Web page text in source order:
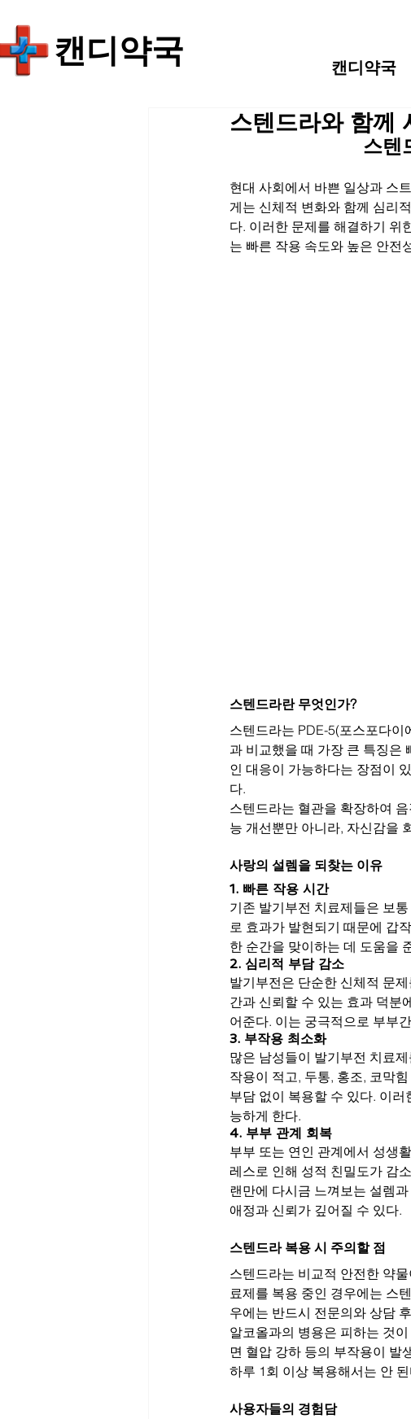
​캔디약국 캔디약국
스텐드라와 함께
스텐
현대 사회에서 바쁜 일상과 스
게는 신체적 변화와 함께 심리
다. 이러한 문제를 해결하기 위
는 빠른 작용 속도와 높은 안전
스텐드라란 무엇인가?
스텐드라는 PDE-5(포스포다
과 비교했을 때 가장 큰 특징은
인 대응이 가능하다는 장점이
다.
스텐드라는 혈관을 확장하여
능 개선뿐만 아니라, 자신감을
사랑의 설렘을 되찾는 이유
1. 빠른 작용 시간
기존 발기부전 치료제들은 보
로 효과가 발현되기 때문에 갑
한 순간을 맞이하는 데 도움을
2. 심리적 부담 감소
발기부전은 단순한 신체적 문
간과 신뢰할 수 있는 효과 덕분
어준다. 이는 궁극적으로 부부
3. 부작용 최소화
많은 남성들이 발기부전 치료
작용이 적고, 두통, 홍조, 코막
부담 없이 복용할 수 있다. 이
능하게 한다.
4. 부부 관계 회복
부부 또는 연인 관계에서 성생
레스로 인해 성적 친밀도가 감
랜만에 다시금 느껴보는 설렘
애정과 신뢰가 깊어질 수 있다.
스텐드라 복용 시 주의할 점
스텐드라는 비교적 안전한 약
료제를 복용 중인 경우에는 스
우에는 반드시 전문의와 상담
알코올과의 병용은 피하는 것
면 혈압 강하 등의 부작용이 발
하루 1회 이상 복용해서는 안
사용자들의 경험담